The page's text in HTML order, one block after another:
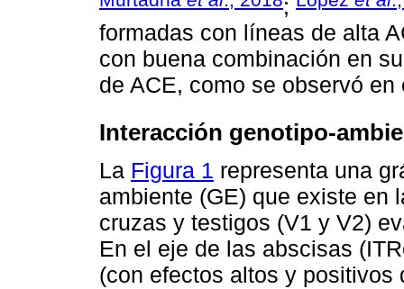
;
formadas con líneas de alta
con buena combinación en
de ACE, como se observó
Interacción genotipo-
La Figura 1 representa una
ambiente (GE) que existe en
cruzas y testigos (V1 y V2)
En el eje de las abscisas
(con efectos altos y positivos